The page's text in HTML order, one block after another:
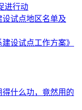
进行动
试点地区名单及
设试点工作方案》
什么功，竟然用的